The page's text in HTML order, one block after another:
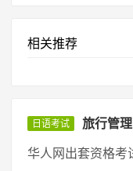
相关推荐
日语考试 旅行管理
华人网出套资格考